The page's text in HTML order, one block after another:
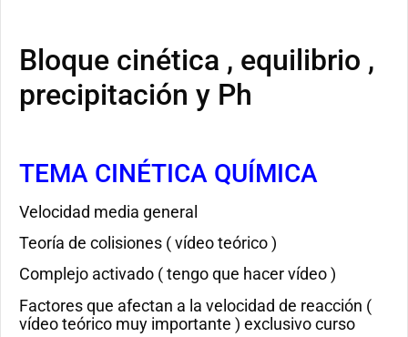
Bloque cinética , equilibrio ,
precipitación y Ph
TEMA CINÉTICA QUÍMICA
Velocidad media general
Teoría de colisiones ( vídeo teórico )
Complejo activado ( tengo que hacer vídeo )
Factores que afectan a la velocidad de reacción (
vídeo teórico muy importante ) exclusivo curso